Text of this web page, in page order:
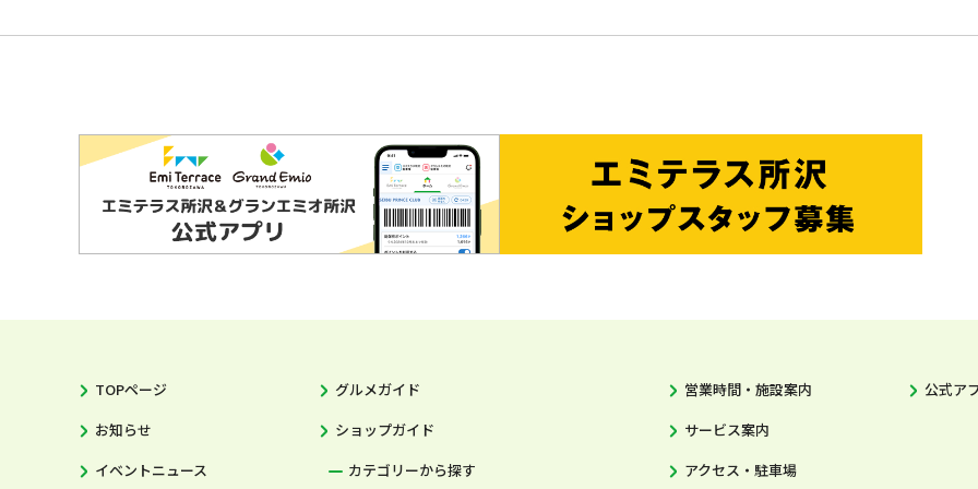
TOPページ
お知らせ
イベントニュース
グルメガイド
ショップガイド
カテゴリーから探す
営業時間・施設案内
サービス案内
アクセス・駐車場
公式ア